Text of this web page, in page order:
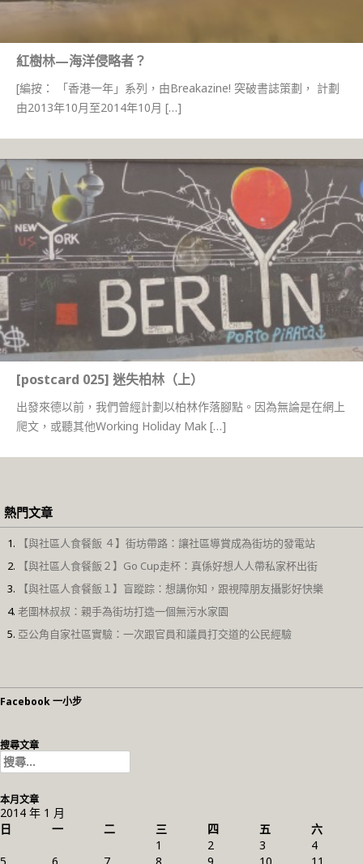
紅樹林—海洋侵略者？
[編按： 「香港一年」系列，由Breakazine! 突破書誌策劃， 計劃
由2013年10月至2014年10月 […]
[postcard 025] 迷失柏林（上）
出發來德以前，我們曾經計劃以柏林作落腳點。因為無論是在網上
爬文，或聽其他Working Holiday Mak […]
熱門文章
【與社區人食餐飯 ４】街坊帶路：讓社區導賞成為街坊的發電站
【與社區人食餐飯２】Go Cup走杯：真係好想人人帶私家杯出街
【與社區人食餐飯１】盲蹤踪：想講你知，跟視障朋友攝影好快樂
老圍林叔叔：親手為街坊打造一個無污水家園
亞公角自家社區實驗：一次跟官員和議員打交道的公民經驗
Facebook 一小步
搜尋文章
搜
尋
關
鍵
字:
本月文章
2014 年 1 月
日
一 二 三 四 五
六
1
2 3
4